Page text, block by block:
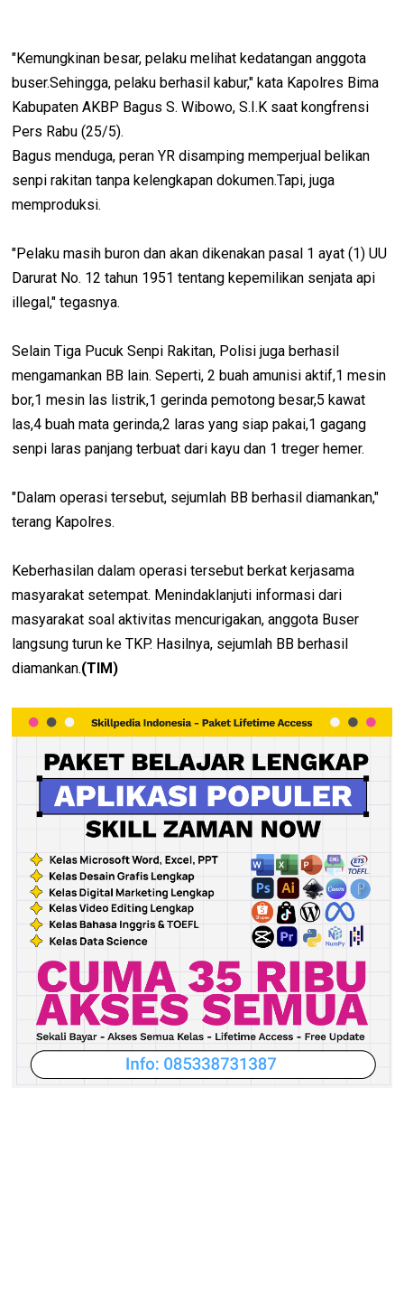
"Kemungkinan besar, pelaku melihat kedatangan anggota
buser.Sehingga, pelaku berhasil kabur," kata Kapolres Bima
Kabupaten AKBP Bagus S. Wibowo, S.I.K saat kongfrensi
Pers Rabu (25/5).
Bagus menduga, peran YR disamping memperjual belikan
senpi rakitan tanpa kelengkapan dokumen.Tapi, juga
memproduksi.
"Pelaku masih buron dan akan dikenakan pasal 1 ayat (1) UU
Darurat No. 12 tahun 1951 tentang kepemilikan senjata api
illegal," tegasnya.
Selain Tiga Pucuk Senpi Rakitan, Polisi juga berhasil
mengamankan BB lain. Seperti, 2 buah amunisi aktif,1 mesin
bor,1 mesin las listrik,1 gerinda pemotong besar,5 kawat
las,4 buah mata gerinda,2 laras yang siap pakai,1 gagang
senpi laras panjang terbuat dari kayu dan 1 treger hemer.
"Dalam operasi tersebut, sejumlah BB berhasil diamankan,"
terang Kapolres.
Keberhasilan dalam operasi tersebut berkat kerjasama
masyarakat setempat. Menindaklanjuti informasi dari
masyarakat soal aktivitas mencurigakan, anggota Buser
langsung turun ke TKP. Hasilnya, sejumlah BB berhasil
diamankan.(TIM)